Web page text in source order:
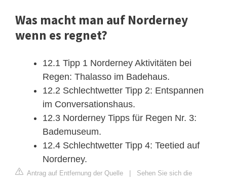
Was macht man auf Norderney
wenn es regnet?
12.1 Tipp 1 Norderney Aktivitäten bei
Regen: Thalasso im Badehaus.
12.2 Schlechtwetter Tipp 2: Entspannen
im Conversationshaus.
12.3 Norderney Tipps für Regen Nr. 3:
Bademuseum.
12.4 Schlechtwetter Tipp 4: Teetied auf
Norderney.
Antrag auf Entfernung der Quelle | Sehen Sie sich die